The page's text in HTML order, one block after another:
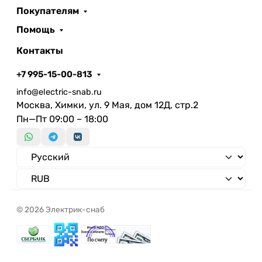
Покупателям
Помощь
Контакты
+7 995-15-00-813
info@electric-snab.ru
Москва, Химки, ул. 9 Мая, дом 12Д, стр.2
Пн—Пт 09:00 – 18:00
© 2026 Электрик-снаб